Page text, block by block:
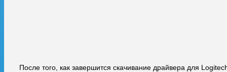
После того, как завершится скачивание драйвера для